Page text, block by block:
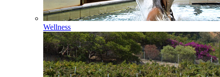
Wellness